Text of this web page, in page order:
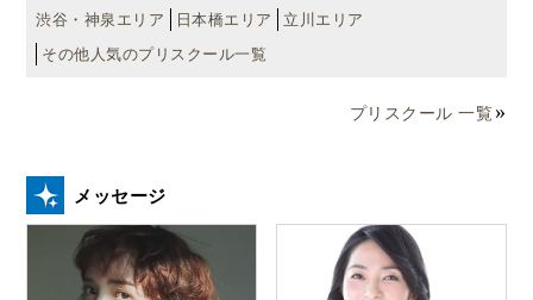
渋谷・神泉エリア 日本橋エリア
立川エリア
その他人気のプリスクール一覧
プリスクール 一覧
メッセージ